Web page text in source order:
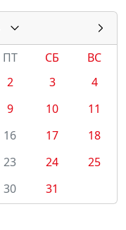
ПТ СБ
ВС
2 3
4
9 10
11
16 17
18
23 24
25
30 31